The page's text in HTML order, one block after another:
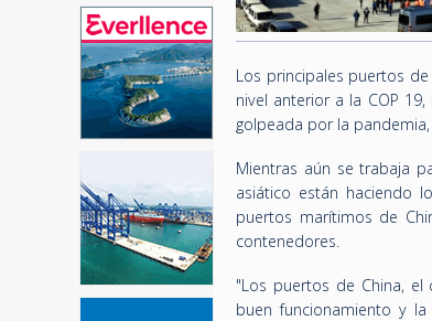
Los principales puertos
nivel anterior a la COP
golpeada por la
Mientras aún se trabaja
asiático están haciendo
puertos marítimos de
contenedores.
"Los puertos de China,
buen funcionamiento y